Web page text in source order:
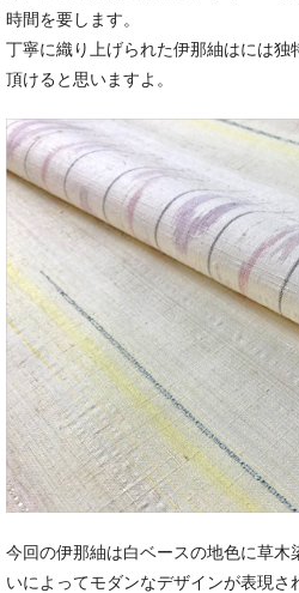
時間を要します。
丁寧に織り上げられた伊那紬はには独
頂けると思いますよ。
今回の伊那紬は白ベースの地色に草木
いによってモダンなデザインが表現さ